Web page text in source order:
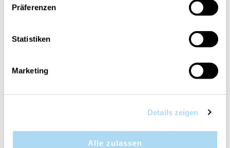
Präferenzen
Statistiken
Marketing
Details zeigen
Alle zulassen
Sparkling Cinnamon
Signature Filled Votive